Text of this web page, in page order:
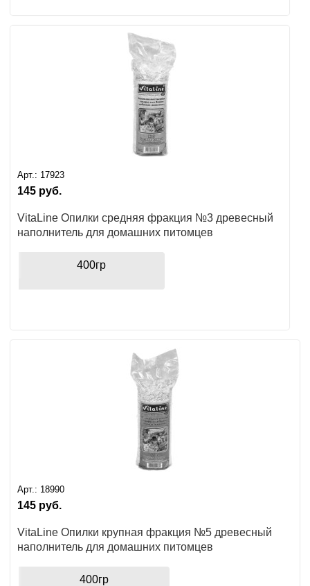
Арт.: 17923
145 руб.
VitaLine Опилки средняя фракция №3 древесный
наполнитель для домашних питомцев
400гр
Арт.: 18990
145 руб.
VitaLine Опилки крупная фракция №5 древесный
наполнитель для домашних питомцев
400гр